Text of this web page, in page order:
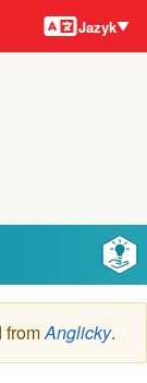
Jazyky
Jazyk
fromAnglicky.